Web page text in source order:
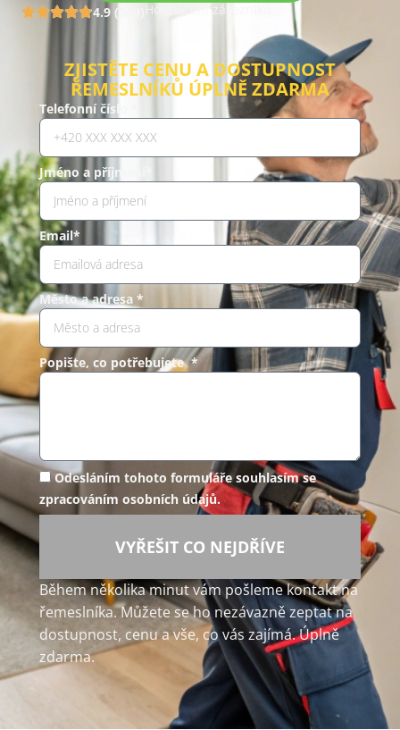
4.9 (960) Hodnocení zákazníků
ZJISTĚTE CENU A DOSTUPNOST
ŘEMESLNÍKŮ ÚPLNĚ ZDARMA
Telefonní číslo *
Jméno a příjmení*
Email*
Město a adresa *
Popište, co potřebujete *
Odesláním tohoto formuláře souhlasím se
zpracováním osobních údajů.
VYŘEŠIT CO NEJDŘÍVE
Během několika minut vám pošleme kontakt na
řemeslníka. Můžete se ho nezávazně zeptat na
dostupnost, cenu a vše, co vás zajímá. Úplně
zdarma.